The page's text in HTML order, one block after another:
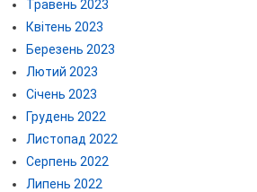
Травень 2023
Квітень 2023
Березень 2023
Лютий 2023
Січень 2023
Грудень 2022
Листопад 2022
Серпень 2022
Липень 2022